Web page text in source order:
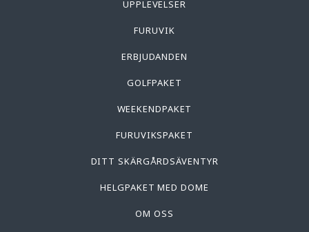
UPPLEVELSER
FURUVIK
ERBJUDANDEN
GOLFPAKET
WEEKENDPAKET
FURUVIKSPAKET
DITT SKÄRGÅRDSÄVENTYR
HELGPAKET MED DOME
OM OSS